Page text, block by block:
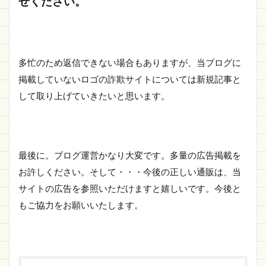
多忙のため返信できない場合もありますが、当ブログに
掲載していないロゴの詐欺サイトについては新規記事と
して取り上げていきたいと思います。
最後に。ブログ運営かなり大変です。多量の広告掲載を
お許しください。そして・・・今後の正しい通販は、当
サイトの広告を参照いただけますと嬉しいです。今後と
もご協力をお願いいたします。